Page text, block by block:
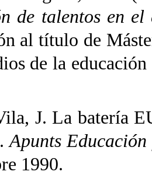
de talentos en
al título de
de la
J. La batería
Apunts
1990.